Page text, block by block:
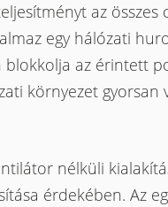
az
egy hálózati
blokkolja az érintett
környezet gyorsan
nélküli
érdekében. Az